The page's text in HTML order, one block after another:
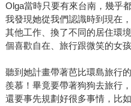
Olga當時只要有來台南，幾乎
我發現她從我們認識時到現在
其他工作、換了不同的居住環
個喜歡自在、旅行跟微笑的女孩
聽到她計畫帶著芭比環島旅行
羨慕！畢竟要帶著狗狗去旅行
還要事先規劃好很多事情，比